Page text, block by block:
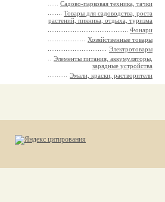
Садово-парковая техника, тачки
Товары для садоводства, роста
растений, пикника, отдыха, туризма
Фонари
Хозяйственные товары
Электротовары
Элементы питания, аккумуляторы,
зарядные устройства
Эмали, краски, растворители